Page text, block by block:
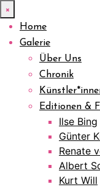
×
Home
Galerie
Über Uns
Chronik
Editionen &
Ilse Bing
Günter
Renate
Albert
Kurt Will